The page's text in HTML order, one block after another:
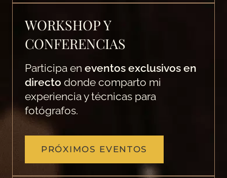
WORKSHOP Y
CONFERENCIAS
Participa en eventos exclusivos en
directo donde comparto mi
experiencia y técnicas para
fotógrafos.
PRÓXIMOS EVENTOS